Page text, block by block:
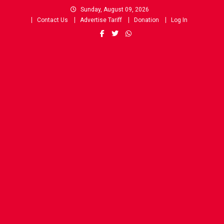
Sunday, August 09, 2026
Contact Us
Advertise Tariff Donation Log In